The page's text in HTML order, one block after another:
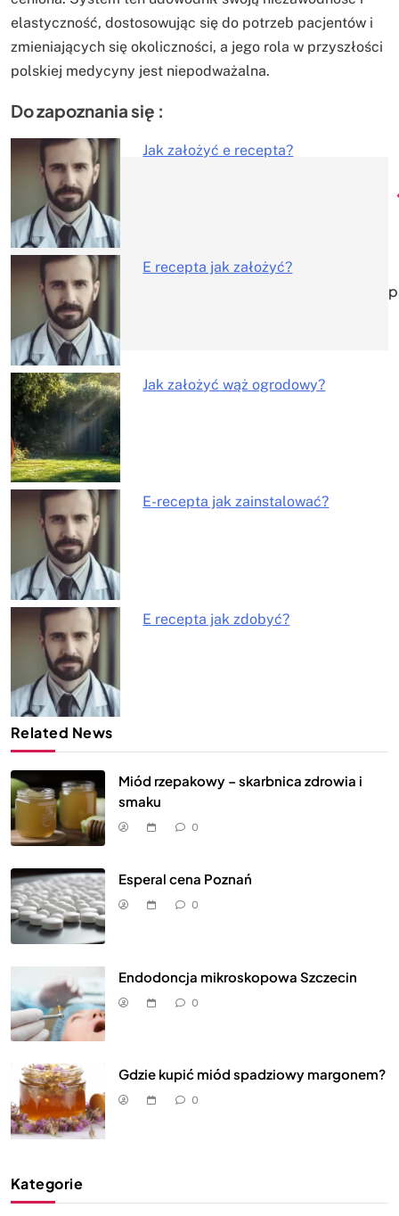
elastyczność, dostosowując się do potrzeb pacjentów i
zmieniających się okoliczności, a jego rola w przyszłości
polskiej medycyny jest niepodważalna.
Do zapoznania się :
Jak założyć e recepta?
E recepta jak założyć?
Jak założyć wąż ogrodowy?
E-recepta jak zainstalować?
E recepta jak zdobyć?
Nawigacja
wpisu
Related News
Miód rzepakowy – skarbnica zdrowia i
smaku
0
Esperal cena Poznań
0
Endodoncja mikroskopowa Szczecin
0
Gdzie kupić miód spadziowy margonem?
0
Kategorie